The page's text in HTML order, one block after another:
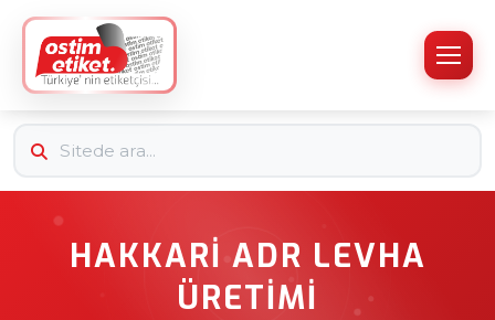
HAKKARI ADR LEVHA
ÜRETIMI